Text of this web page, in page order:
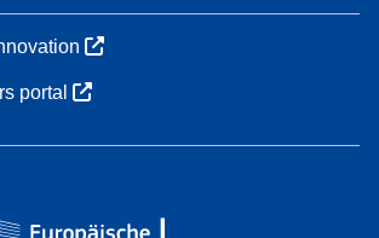
portal